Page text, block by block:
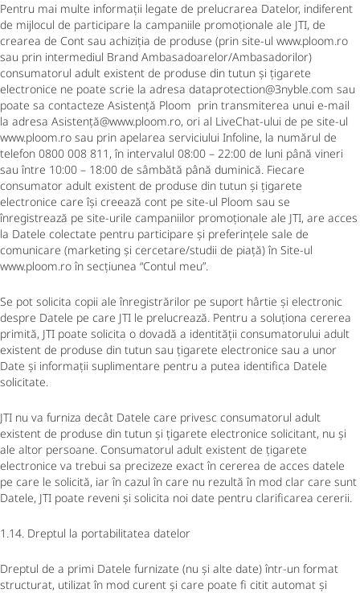
Pentru mai multe informații legate de prelucrarea Datelor, indiferent
de mijlocul de participare la campaniile promoționale ale JTI, de
crearea de Cont sau achiziția de produse (prin site-ul www.ploom.ro
sau prin intermediul Brand Ambasadoarelor/Ambasadorilor)
consumatorul adult existent de produse din tutun și țigarete
electronice ne poate scrie la adresa dataprotection@3nyble.com sau
poate sa contacteze Asistență Ploom prin transmiterea unui e-mail
la adresa Asistență@www.ploom.ro, ori al LiveChat-ului de pe site-ul
www.ploom.ro sau prin apelarea serviciului Infoline, la numărul de
telefon 0800 008 811, în intervalul 08:00 – 22:00 de luni până vineri
sau între 10:00 – 18:00 de sâmbătă până duminică. Fiecare
consumator adult existent de produse din tutun și țigarete
electronice care își creează cont pe site-ul Ploom sau se
înregistrează pe site-urile campaniilor promoționale ale JTI, are acces
la Datele colectate pentru participare și preferințele sale de
comunicare (marketing și cercetare/studii de piață) în Site-ul
www.ploom.ro în secțiunea “Contul meu”.
Se pot solicita copii ale înregistrărilor pe suport hârtie și electronic
despre Datele pe care JTI le prelucrează. Pentru a soluționa cererea
primită, JTI poate solicita o dovadă a identității consumatorului adult
existent de produse din tutun sau țigarete electronice sau a unor
Date și informații suplimentare pentru a putea identifica Datele
solicitate.
JTI nu va furniza decât Datele care privesc consumatorul adult
existent de produse din tutun și țigarete electronice solicitant, nu și
ale altor persoane. Consumatorul adult existent de țigarete
electronice va trebui sa precizeze exact în cererea de acces datele
pe care le solicită, iar în cazul în care nu rezultă în mod clar care sunt
Datele, JTI poate reveni și solicita noi date pentru clarificarea cererii.
1.14. Dreptul la portabilitatea datelor
Dreptul de a primi Datele furnizate (nu și alte date) într-un format
structurat, utilizat în mod curent și care poate fi citit automat și